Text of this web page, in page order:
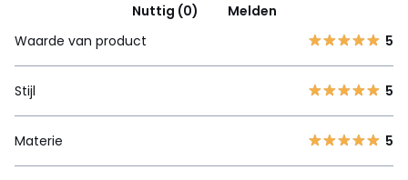
Nuttig (0)
Melden
Waarde van product
5
Stijl 5
Materie 5